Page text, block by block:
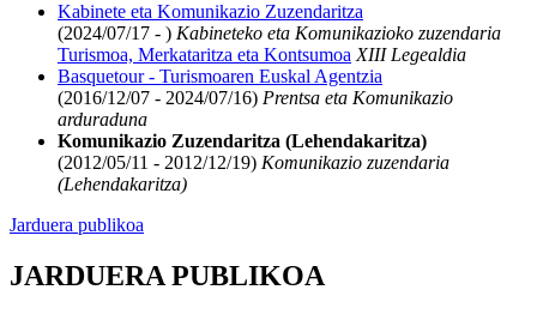
Kabinete eta Komunikazio Zuzendaritza
(2024/07/17 - ) Kabineteko eta Komunikazioko zuzendaria
Turismoa, Merkataritza eta Kontsumoa XIII Legealdia
Basquetour - Turismoaren Euskal Agentzia
(2016/12/07 - 2024/07/16) Prentsa eta Komunikazio
arduraduna
Komunikazio Zuzendaritza (Lehendakaritza)
(2012/05/11 - 2012/12/19) Komunikazio zuzendaria
(Lehendakaritza)
Jarduera publikoa
JARDUERA PUBLIKOA